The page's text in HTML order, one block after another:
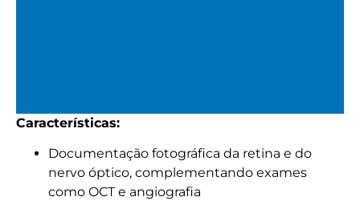
Características:
Documentação fotográfica da retina e do
nervo óptico, complementando exames
como OCT e angiografia